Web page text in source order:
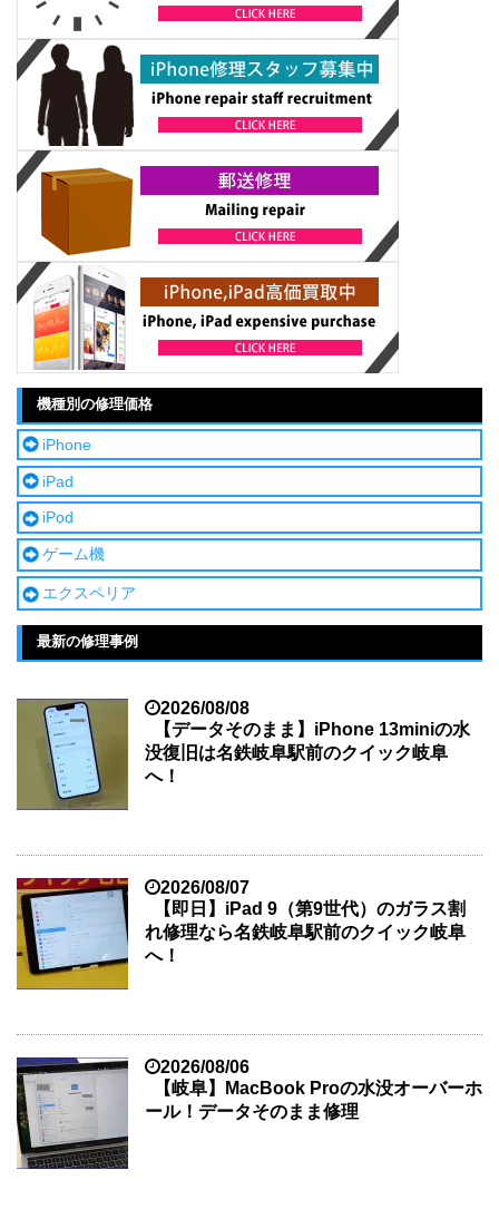
機種別の修理価格
iPhone
iPad
iPod
ゲーム機
エクスペリア
最新の修理事例
2026/08/08
【データそのまま】iPhone 13miniの水
没復旧は名鉄岐阜駅前のクイック岐阜
へ！
2026/08/07
【即日】iPad 9（第9世代）のガラス割
れ修理なら名鉄岐阜駅前のクイック岐阜
へ！
2026/08/06
【岐阜】MacBook Proの水没オーバーホ
ール！データそのまま修理